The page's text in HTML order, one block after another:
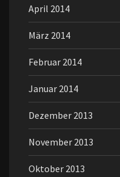
April 2014
März 2014
Februar 2014
Januar 2014
Dezember 2013
November 2013
Oktober 2013